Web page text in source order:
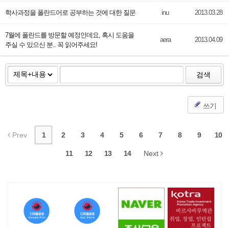
학사과정을 폴란드어로 공부하는 것에 대한 질문 inu 2013.03.28
7월에 폴란드를 방문할 예정인데요, 혹시 도움을
주실 수 있으신 분.. 꼭 읽어주세요!
aera 2013.04.09
검색
쓰기
Prev 1 2 3 4 5 6 7 8 9 10
11 12 13 14 Next